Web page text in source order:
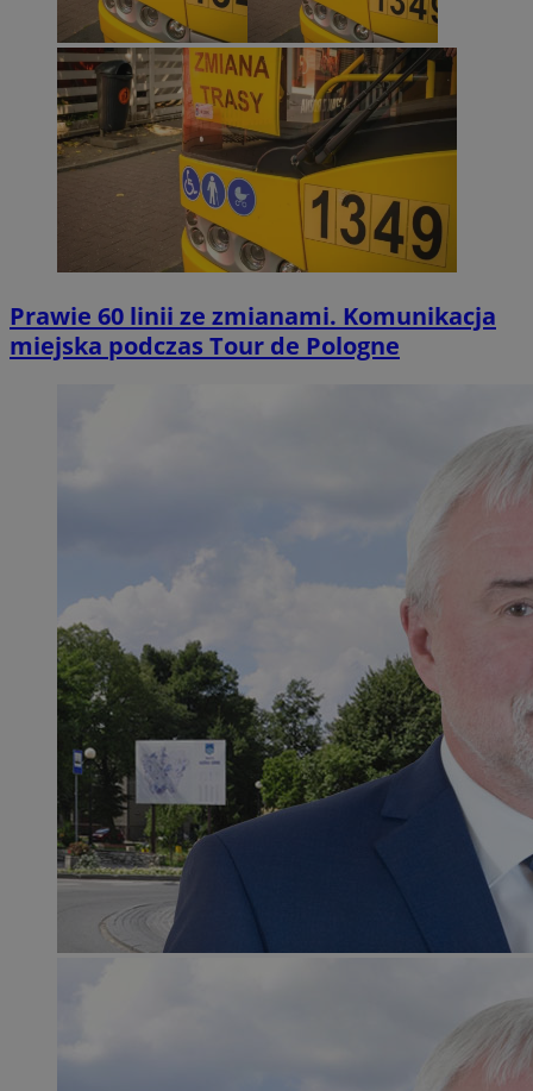
Prawie 60 linii ze zmianami. Komunikacja
miejska podczas Tour de Pologne